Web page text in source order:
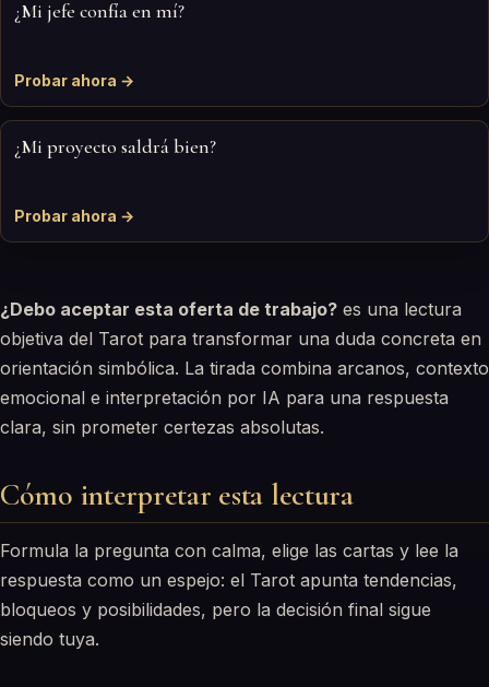
¿Mi jefe confía en mí?
Probar ahora →
¿Mi proyecto saldrá bien?
Probar ahora →
¿Debo aceptar esta oferta de trabajo? es una lectura
objetiva del Tarot para transformar una duda concreta en
orientación simbólica. La tirada combina arcanos, contexto
emocional e interpretación por IA para una respuesta
clara, sin prometer certezas absolutas.
Cómo interpretar esta lectura
Formula la pregunta con calma, elige las cartas y lee la
respuesta como un espejo: el Tarot apunta tendencias,
bloqueos y posibilidades, pero la decisión final sigue
siendo tuya.